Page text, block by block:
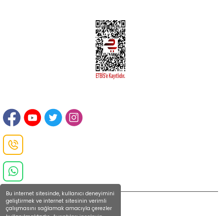
Bu internet sitesinde, kullanıcı deneyimini
geliştirmek ve internet sitesinin verimli
çalışmasını sağlamak amacıyla çerezler